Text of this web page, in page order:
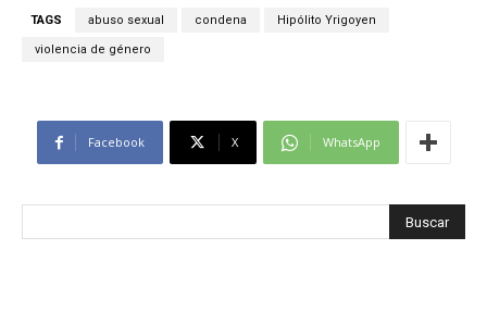
TAGS abuso sexual condena Hipólito Yrigoyen
violencia de género
Facebook X WhatsApp